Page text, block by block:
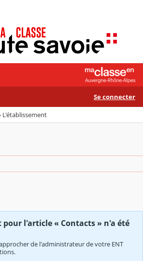
Se connecter
L'établissement
l'article « Contacts » n'a été
de l'administrateur de votre ENT